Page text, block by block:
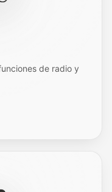
de radio y